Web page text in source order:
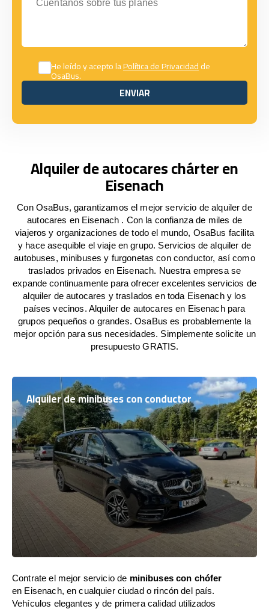
He leído y acepto laPolítica de Privacidadde
OsaBus.
ENVIAR
ENVIAR
Alquiler de autocares chárter en
Eisenach
Con OsaBus, garantizamos el mejor servicio de alquiler de
autocares en Eisenach . Con la confianza de miles de
viajeros y organizaciones de todo el mundo, OsaBus facilita
y hace asequible el viaje en grupo. Servicios de alquiler de
autobuses, minibuses y furgonetas con conductor, así como
traslados privados en Eisenach. Nuestra empresa se
expande continuamente para ofrecer excelentes servicios de
alquiler de autocares y traslados en toda Eisenach y los
países vecinos. Alquiler de autocares en Eisenach para
grupos pequeños o grandes. OsaBus es probablemente la
mejor opción para sus necesidades. Simplemente solicite un
presupuesto GRATIS.
Alquiler de minibuses con conductor
Contrate el mejor servicio de minibuses con chófer
en Eisenach, en cualquier ciudad o rincón del país.
Vehículos elegantes y de primera calidad utilizados